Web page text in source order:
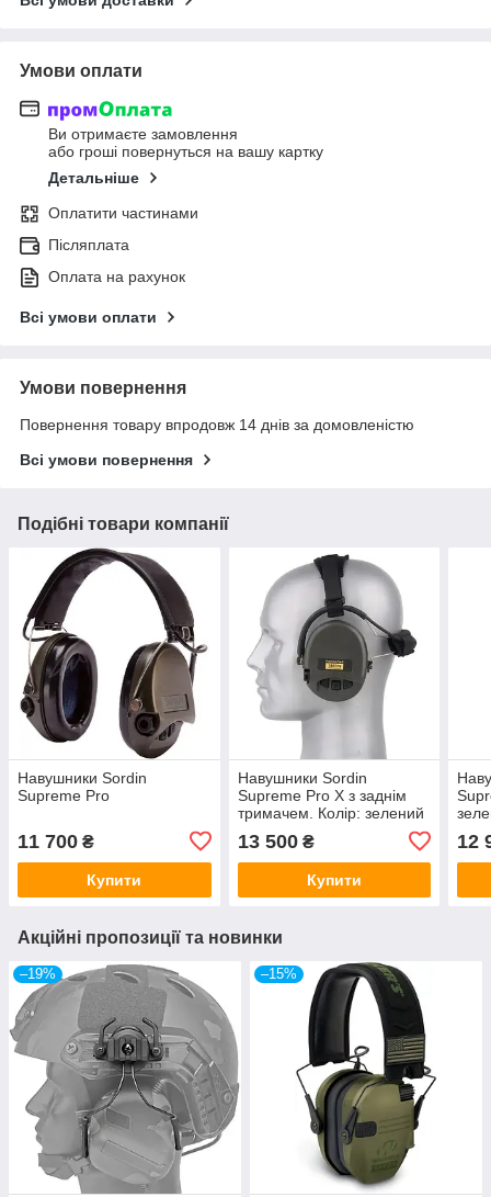
Умови оплати
Ви отримаєте замовлення
або гроші повернуться на вашу картку
Детальніше
Оплатити частинами
Післяплата
Оплата на рахунок
Всі умови оплати
Умови повернення
Повернення товару впродовж 14 днів за домовленістю
Всі умови повернення
Подібні товари компанії
Навушники Sordin
Supreme Pro
11 700 ₴
Купити
Навушники Sordin
Supreme Pro X з заднім
тримачем. Колір: зелений
13 500₴
Купити
12
Акційні пропозиції та новинки
–19% –15%